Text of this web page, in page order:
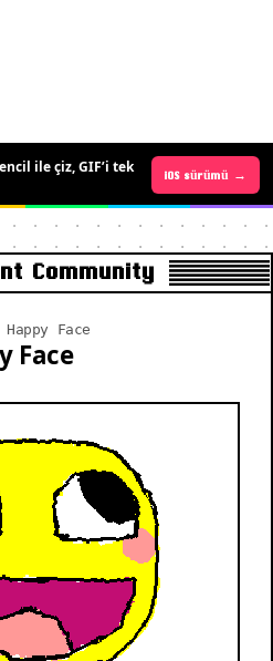
süreliğine
çiz
Android sürümü →
ile çiz, GIF’i tek
iOS sürümü →
Community
Happy Face
Face